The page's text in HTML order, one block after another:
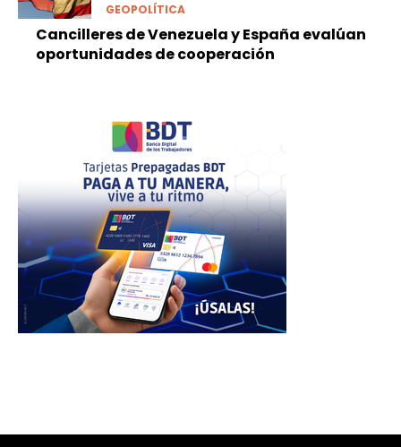
GEOPOLÍTICA
Cancilleres de Venezuela y España evalúan
oportunidades de cooperación